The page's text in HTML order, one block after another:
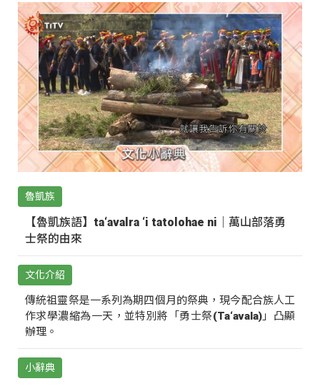
魯凱族
【魯凱族語】ta‘avalra ‘i tatolohae ni｜萬山部落勇
士祭的由來
文化介紹
傳統祖靈祭是一系列為期四個月的祭典，現今配合族人工
作求學濃縮為一天，並特別將「勇士祭(Ta‘avala)」凸顯
辦理。
小辭典